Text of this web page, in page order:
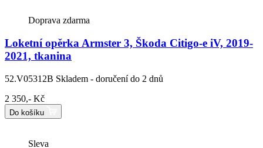
Doprava zdarma
Loketní opěrka Armster 3, Škoda Citigo-e iV, 2019-
2021, tkanina
52.V05312B Skladem - doručení do 2 dnů
2 350,- Kč
Do košíku
Sleva